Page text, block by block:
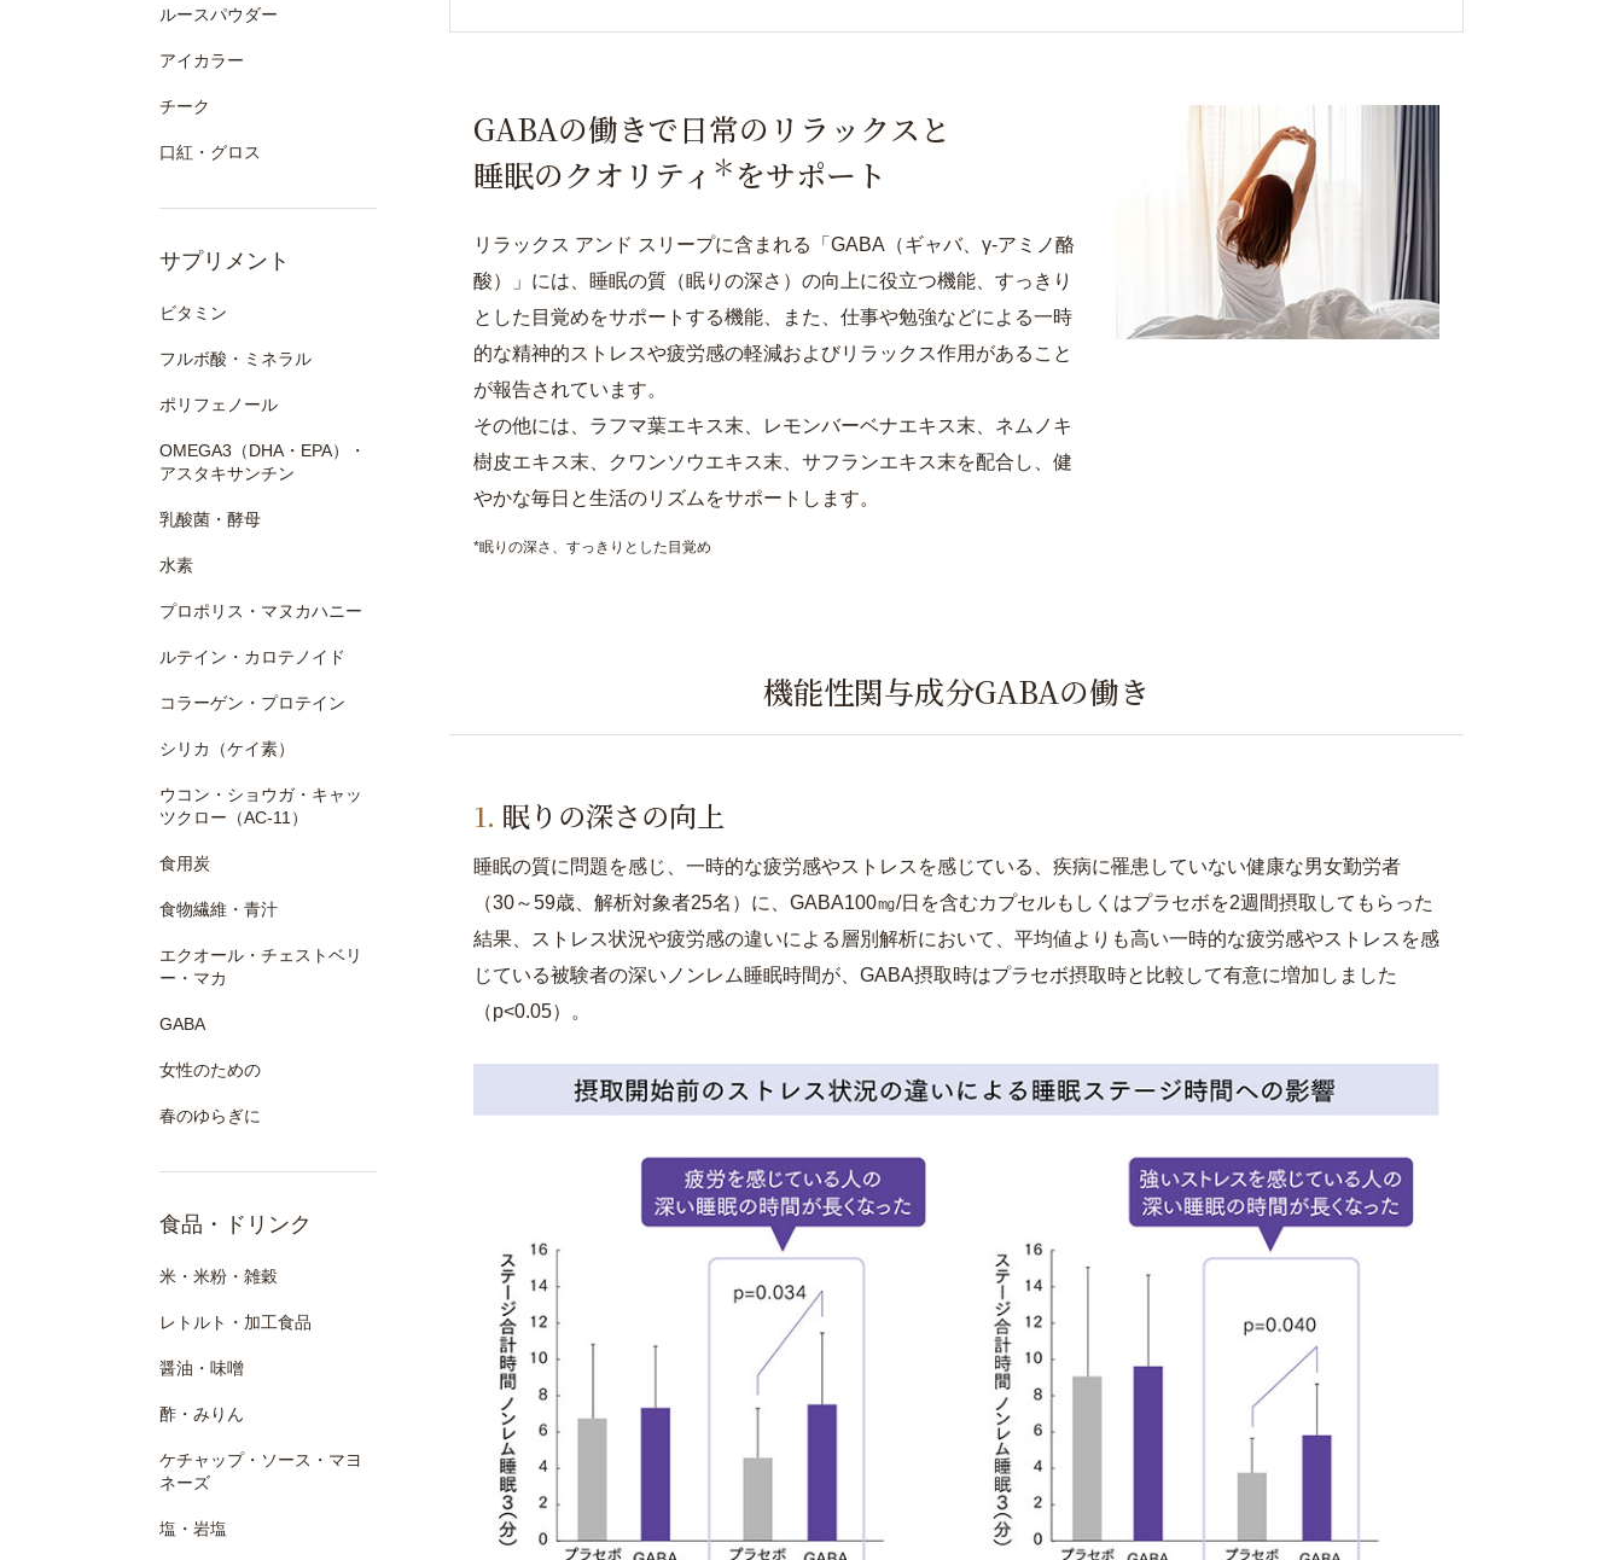
ルースパウダー
アイカラー
チーク
口紅・グロス
サプリメント
ビタミン
フルボ酸・ミネラル
ポリフェノール
OMEGA3（DHA・EPA）・
アスタキサンチン
乳酸菌・酵母
水素
プロポリス・マヌカハニー
ルテイン・カロテノイド
コラーゲン・プロテイン
シリカ（ケイ素）
ウコン・ショウガ・キャッ
ツクロー（AC-11）
食用炭
食物繊維・青汁
エクオール・チェストベリ
ー・マカ
GABA
女性のための
春のゆらぎに
食品・ドリンク
米・米粉・雑穀
レトルト・加工食品
醤油・味噌
酢・みりん
ケチャップ・ソース・マヨ
ネーズ
塩・岩塩
GABAの働きで日常のリラックスと
睡眠のクオリティ ＊ をサポート
リラックス アンド スリープに含まれる「GABA（ギャバ、γ-アミノ酪
酸）」には、睡眠の質（眠りの深さ）の向上に役立つ機能、すっきり
とした目覚めをサポートする機能、また、仕事や勉強などによる一時
的な精神的ストレスや疲労感の軽減およびリラックス作用があること
が報告されています。
その他には、ラフマ葉エキス末、レモンバーベナエキス末、ネムノキ
樹皮エキス末、クワンソウエキス末、サフランエキス末を配合し、健
やかな毎日と生活のリズムをサポートします。
*眠りの深さ、すっきりとした目覚め
機能性関与成分GABAの働き
眠りの深さの向上
睡眠の質に問題を感じ、一時的な疲労感やストレスを感じている、疾病に罹患していない健康な男女勤労者
（30～59歳、解析対象者25名）に、GABA100㎎/日を含むカプセルもしくはプラセボを2週間摂取してもらった
結果、ストレス状況や疲労感の違いによる層別解析において、平均値よりも高い一時的な疲労感やストレスを感
じている被験者の深いノンレム睡眠時間が、GABA摂取時はプラセボ摂取時と比較して有意に増加しました
（p<0.05）。